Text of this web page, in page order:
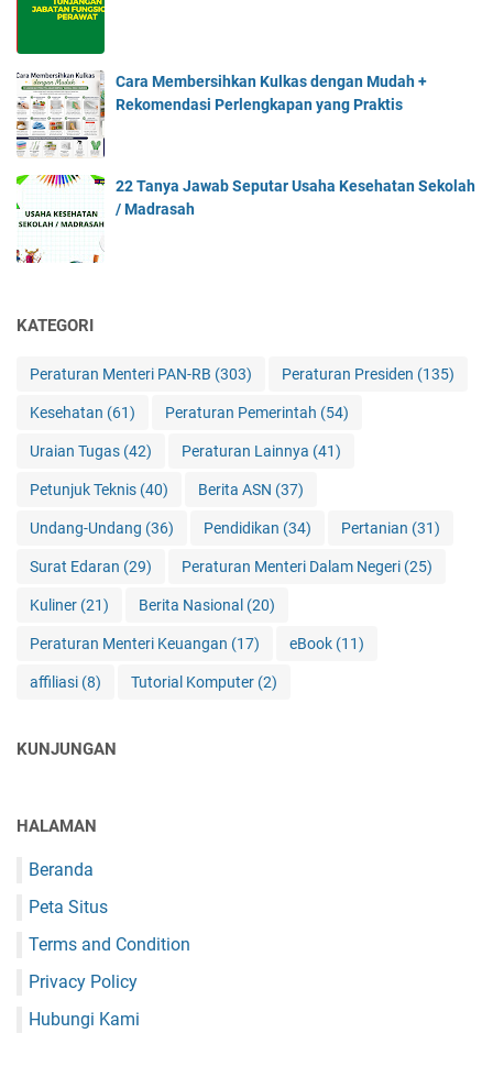
Cara Membersihkan Kulkas dengan Mudah +
Rekomendasi Perlengkapan yang Praktis
22 Tanya Jawab Seputar Usaha Kesehatan Sekolah
/ Madrasah
KATEGORI
Peraturan Menteri PAN-RB (303) Peraturan Presiden (135)
Kesehatan (61) Peraturan Pemerintah (54)
Uraian Tugas (42) Peraturan Lainnya (41)
Petunjuk Teknis (40) Berita ASN (37)
Undang-Undang (36) Pendidikan (34) Pertanian (31)
Surat Edaran (29) Peraturan Menteri Dalam Negeri (25)
Kuliner (21) Berita Nasional (20)
Peraturan Menteri Keuangan (17) eBook (11)
affiliasi (8) Tutorial Komputer (2)
KUNJUNGAN
HALAMAN
Beranda
Peta Situs
Terms and Condition
Privacy Policy
Hubungi Kami